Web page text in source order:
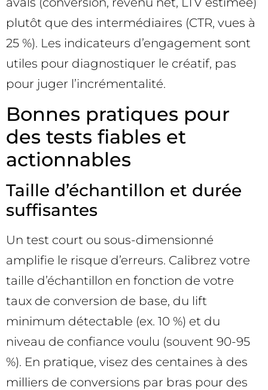
plutôt que des intermédiaires (CTR, vues à
25 %). Les indicateurs d’engagement sont
utiles pour diagnostiquer le créatif, pas
pour juger l’incrémentalité.
Bonnes pratiques pour
des tests fiables et
actionnables
Taille d’échantillon et durée
suffisantes
Un test court ou sous-dimensionné
amplifie le risque d’erreurs. Calibrez votre
taille d’échantillon en fonction de votre
taux de conversion de base, du lift
minimum détectable (ex. 10 %) et du
niveau de confiance voulu (souvent 90-95
%). En pratique, visez des centaines à des
milliers de conversions par bras pour des